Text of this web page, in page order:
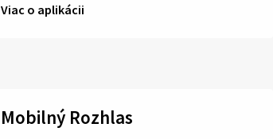
Viac o aplikácii
Mobilný Rozhlas